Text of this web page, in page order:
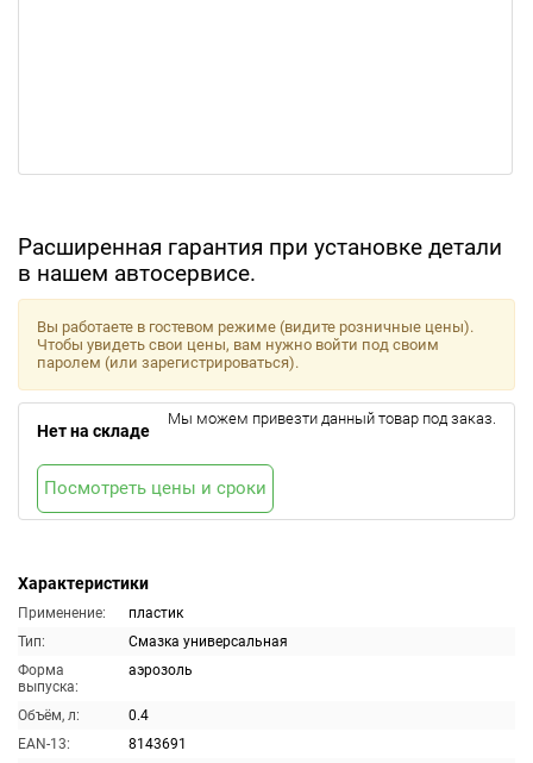
Расширенная гарантия при установке детали
в нашем автосервисе.
Характеристики
Применение:
пластик
Тип:
Смазка универсальная
Форма
выпуска:
аэрозоль
Объём, л:
0.4
EAN-13:
8143691
Вы работаете в гостевом режиме (видите розничные цены).
Чтобы увидеть свои цены, вам нужно войти под своим
паролем (или зарегистрироваться).
Нет на складе
Мы можем привезти данный товар под заказ.
Посмотреть цены и сроки